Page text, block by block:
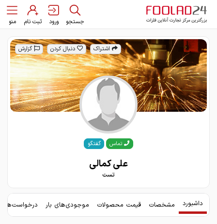
جستجو ورود ثبت نام منو
اشتراک دنبال کردن گزارش
تماس گفتگو
علی کمالی
تست
داشبورد مشخصات قیمت محصولات موجودی‌های بار